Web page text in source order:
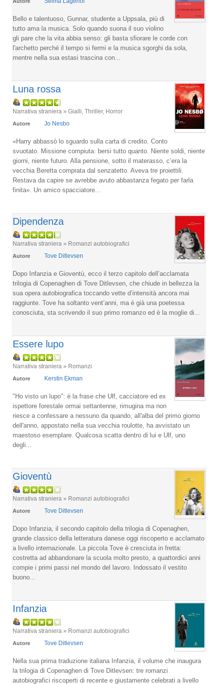
Bello e talentuoso, Gunnar, studente a Uppsala, più di
tutto ama la musica. Solo quando suona il suo violino
gli pare che la vita abbia senso: gli basta sfiorare le corde con
l'archetto perché il tempo si fermi e la musica sgorghi da sola,
mentre nella sua estasi trascina con...
Luna rossa
Narrativa straniera » Gialli, Thriller, Horror
Autore Jo Nesbo
«Harry abbassò lo sguardo sulla carta di credito. Conto
svuotato. Missione compiuta: bersi tutto quanto. Niente soldi, niente
giorni, niente futuro. Alla pensione, sotto il materasso, c’era la
vecchia Beretta comprata dal senzatetto. Aveva tre proiettili.
Restava da capire se avrebbe avuto abbastanza fegato per farla
finita». Un amico spacciatore...
Dipendenza
Narrativa straniera » Romanzi autobiografici
Autore Tove Ditlevsen
Dopo Infanzia e Gioventù, ecco il terzo capitolo dell’acclamata
trilogia di Copenaghen di Tove Ditlevsen, che chiude in bellezza la
sua opera autobiografica toccando vette d’intensità ancora mai
raggiunte. Tove ha soltanto vent’anni, ma è già una poetessa
conosciuta, sta scrivendo il suo primo romanzo ed è la moglie di...
Essere lupo
Narrativa straniera » Romanzi
Autore Kerstin Ekman
"Ho visto un lupo": è la frase che Ulf, cacciatore ed ex
ispettore forestale ormai settantenne, rimugina ma non
riesce a confessare a nessuno da quando, all'alba del primo giorno
dell'anno, appostato nella sua vecchia roulotte, ha avvistato un
maestoso esemplare. Qualcosa scatta dentro di lui e Ulf, uno
degli...
Gioventù
Narrativa straniera » Romanzi autobiografici
Autore Tove Ditlevsen
Dopo Infanzia, il secondo capitolo della trilogia di Copenaghen,
grande classico della letteratura danese oggi riscoperto e acclamato
a livello internazionale. La piccola Tove è cresciuta in fretta:
costretta ad abbandonare la scuola molto presto, a quattordici anni
compie i primi passi nel mondo del lavoro. Indossato il vestito
buono...
Infanzia
Narrativa straniera » Romanzi autobiografici
Autore Tove Ditlevsen
Nella sua prima traduzione italiana Infanzia, il volume che inaugura
la trilogia di Copenaghen di Tove Ditlevsen: tre romanzi
autobiografici riscoperti di recente e giustamente celebrati a livello